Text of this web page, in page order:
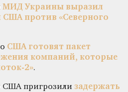
МИД Украины выразил
США против «Северного
США готовят пакет
компаний, которые
2».
США пригрозили задержать